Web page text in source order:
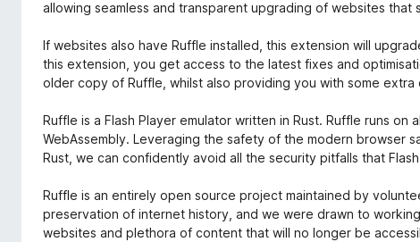
allowing seamless and transparent upgrading of websites that
If websites also have Ruffle installed, this extension will
this extension, you get access to the latest fixes and
older copy of Ruffle, whilst also providing you with some extra
Ruffle is a Flash Player emulator written in Rust. Ruffle runs
WebAssembly. Leveraging the safety of the modern browser
Rust, we can confidently avoid all the security pitfalls that
Ruffle is an entirely open source project maintained by
preservation of internet history, and we were drawn to
websites and plethora of content that will no longer be